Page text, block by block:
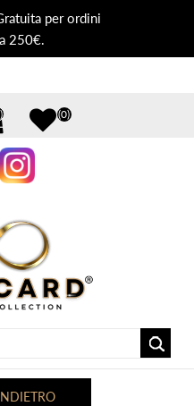
per ordini
250€.
(0)